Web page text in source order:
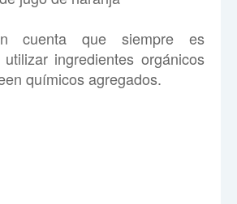
cuenta que siempre es
utilizar ingredientes orgánicos
químicos agregados.